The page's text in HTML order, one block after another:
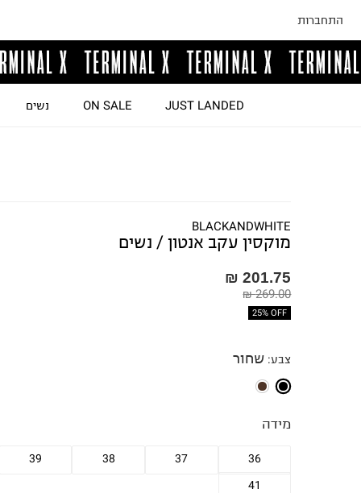
התחברות
JUST LANDED
ON SALE נשים
BLACKANDWHITE
מוקסין עקב אנטון / נשים
201.75 ₪
269.00 ₪
25% OFF
צבע: שחור
מידה
36
37
38
39
41